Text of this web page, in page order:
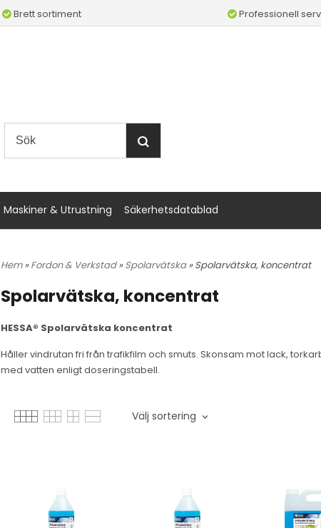
Brett sortiment Professionell
Maskiner & Utrustning Säkerhetsdatablad
Hem»Fordon & Verkstad»Spolarvätska» Spolarvätska, koncentrat
Spolarvätska, koncentrat
HESSA® Spolarvätska koncentrat
Håller vindrutan fri från trafikfilm och smuts. Skonsam mot lack,
med vatten enligt doseringstabell.
Välj sortering